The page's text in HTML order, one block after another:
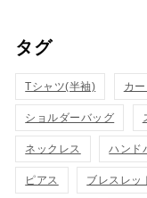
タグ
Tシャツ(半袖) カ
ショルダーバッグ
ネックレス ハンド
ピアス ブレスレッ